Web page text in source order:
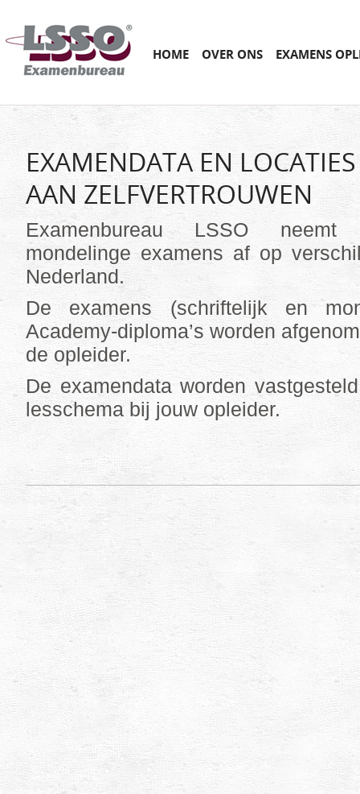
Main menu
SKIP
HOME OVER ONS EXAMENS
EXAMENDATA EN
AAN ZELFVERTROUWEN
Examenbureau LSSO
mondelinge examens af op
Nederland.
De examens (schriftelijk en
Academy-diploma’s worden
de opleider.
De examendata worden
lesschema bij jouw opleider.